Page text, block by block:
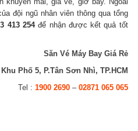
đội ngũ nhân viên thông qua tổng
413 254để nhận được kết quả tốt
Săn Vé Máy Bay Giá Rẻ
Phố 5, P.Tân Sơn Nhì, TP.HCM
Tel : 1900 2690– 02871 065 065